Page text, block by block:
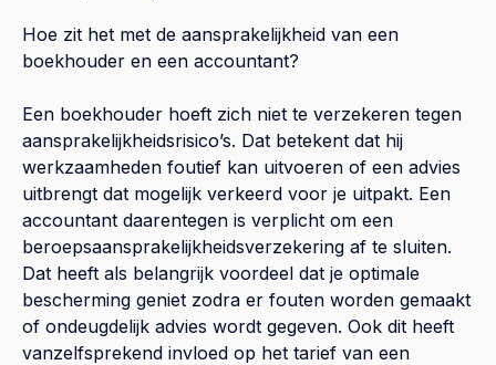
Hoe zit het met de aansprakelijkheid van een
boekhouder en een accountant?
Een boekhouder hoeft zich niet te verzekeren tegen
aansprakelijkheidsrisico’s. Dat betekent dat hij
werkzaamheden foutief kan uitvoeren of een advies
uitbrengt dat mogelijk verkeerd voor je uitpakt. Een
accountant daarentegen is verplicht om een
beroepsaansprakelijkheidsverzekering af te sluiten.
Dat heeft als belangrijk voordeel dat je optimale
bescherming geniet zodra er fouten worden gemaakt
of ondeugdelijk advies wordt gegeven. Ook dit heeft
vanzelfsprekend invloed op het tarief van een